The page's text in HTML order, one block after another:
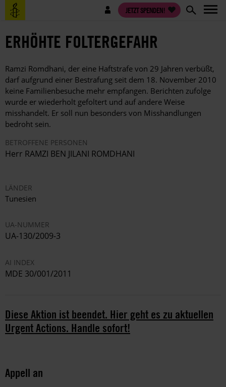
Direkt
zum
Benutzermenü JETZT SPENDEN!
ERHÖHTE FOLTERGEFAHR
Ramzi Romdhani, der eine Haftstrafe von 29 Jahren verbüßt,
darf aufgrund einer Bestrafung seit dem 18. November 2010
keine Familienbesuche mehr empfangen. Berichten zufolge
wurde er wiederholt gefoltert und auf andere Weise
misshandelt. Er soll nun besonders von Misshandlungen
bedroht sein.
BETROFFENE PERSONEN
Herr RAMZI BEN JILANI ROMDHANI
LÄNDER
Tunesien
UA-NUMMER
UA-130/2009-3
AI INDEX
MDE 30/001/2011
Diese Aktion ist beendet. Hier geht es zu aktuellen
Urgent Actions. Handle sofort!
Appell an